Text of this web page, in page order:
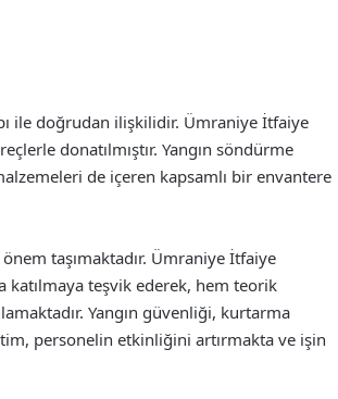
ile doğrudan ilişkilidir. Ümraniye İtfaiye
donatılmıştır. Yangın söndürme
de içeren kapsamlı bir envantere
taşımaktadır. Ümraniye İtfaiye
teşvik ederek, hem teorik
Yangın güvenliği, kurtarma
personelin etkinliğini artırmakta ve işin